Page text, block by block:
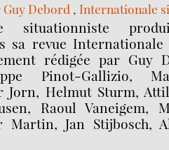
Guy Debord ,Internationale
situationniste
sa revue
rédigée par Guy
Pinot-Gallizio,
Jorn, Helmut Sturm,
Raoul Vaneigem,
Martin, Jan Stijbosch,